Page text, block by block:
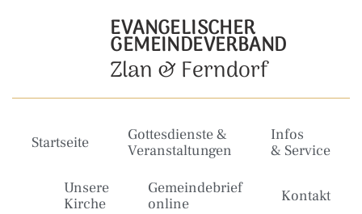
EVANGELISCHER
GEMEINDEVERBAND
Zlan & Ferndorf
Startseite
Gottesdienste &
Veranstaltungen
Infos
& Service
Unsere
Kirche
Gemeindebrief
online
Kontakt